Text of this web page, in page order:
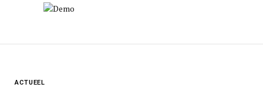
ACTUEEL